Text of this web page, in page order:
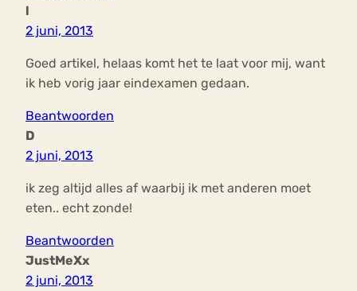
l
2 juni, 2013
Goed artikel, helaas komt het te laat voor mij, want
ik heb vorig jaar eindexamen gedaan.
Beantwoorden
D
2 juni, 2013
ik zeg altijd alles af waarbij ik met anderen moet
eten.. echt zonde!
Beantwoorden
JustMeXx
2 juni, 2013